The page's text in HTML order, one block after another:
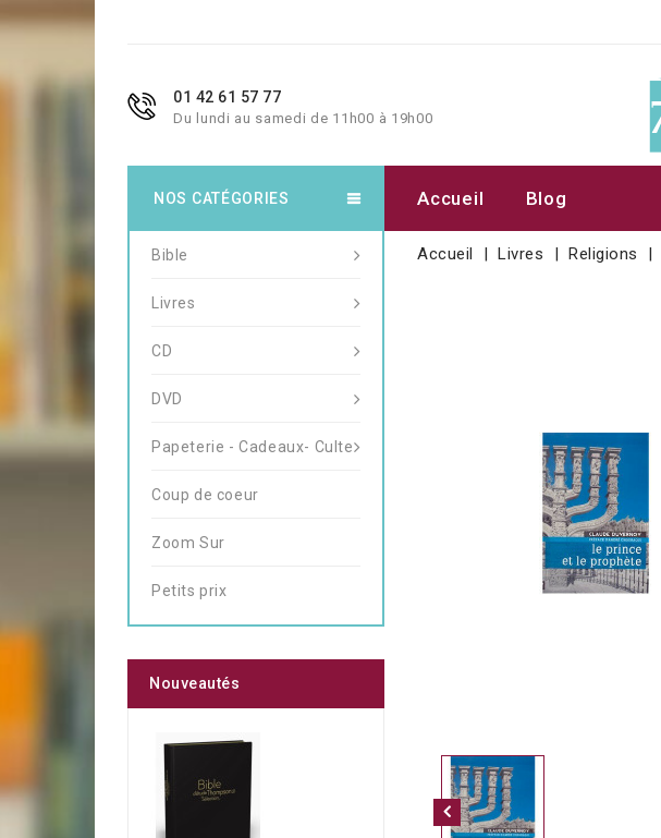
01 42 61 57 77
Du lundi au samedi de 11h00 à 19h00
Accueil Blog
Accueil Livres Religions
NOS CATÉGORIES
Bible
Livres
CD
DVD
Papeterie - Cadeaux- Culte
Coup de coeur
Zoom Sur
Petits prix
Nouveautés